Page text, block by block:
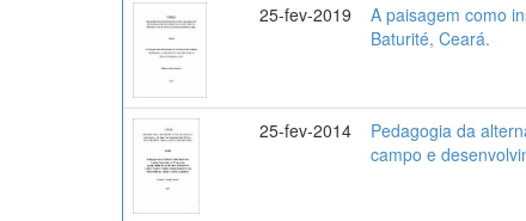
25-fev-2019
A paisagem como
Baturité, Ceará.
25-fev-2014
Pedagogia da
campo e